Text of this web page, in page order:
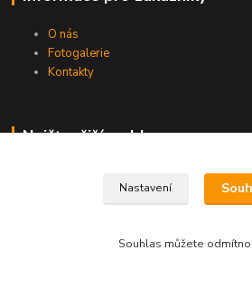
O nás
Fotogalerie
Kontakty
Nejčtenější na blogu
Kde nás najdete
Nastavení
Souhlas můžete